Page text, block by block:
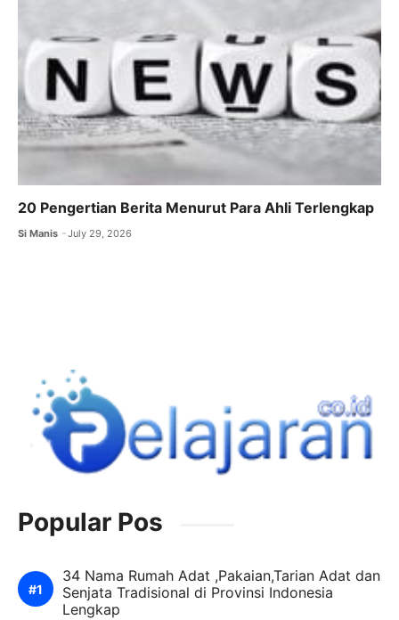
20 Pengertian Berita Menurut Para Ahli Terlengkap
Si Manis July 29, 2026
Popular Pos
34 Nama Rumah Adat ,Pakaian,Tarian Adat dan
Senjata Tradisional di Provinsi Indonesia
Lengkap